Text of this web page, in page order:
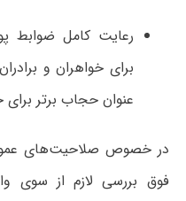
رعایت کامل ضوابط
برای خواهران و
عنوان حجاب برتر
در خصوص صلاحیت‌های
فوق بررسی لازم از سوی